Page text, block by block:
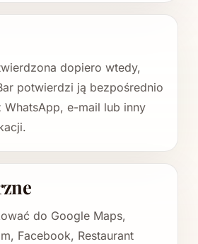
dopiero wtedy,
potwierdzi ją bezpośrednio
e-mail lub inny
do Google Maps,
Facebook, Restaurant